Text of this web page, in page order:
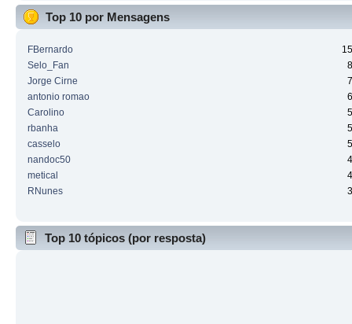
Top 10 por Mensagens
FBernardo
Selo_Fan
Jorge Cirne
antonio romao
Carolino
rbanha
casselo
nandoc50
metical
RNunes
Top 10 tópicos (por resposta)